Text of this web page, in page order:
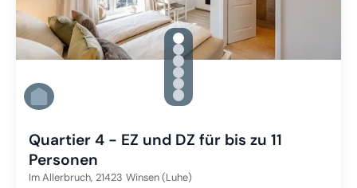
gallery.slide_selector
Zu Slide 1 wechseln
Zu Slide 2 wechseln
Zu Slide 3 wechseln
Zu Slide 4 wechseln
Zu Slide 5 wechseln
Zu Slide 6 wechseln
Quartier 4 - EZ und DZ für bis zu 11
Personen
Im Allerbruch, 21423 Winsen (Luhe)